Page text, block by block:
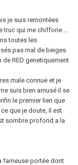
je suis remontées
qui me chiffone....
toutes les
pas mal de beiges
de RED genetiquement
male connue et je
suis bien amusé il se
le premier lien que
que je doute, il est
sombre profond a la
fameuse portée dont